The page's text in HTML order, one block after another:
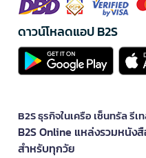
ดาวน์โหลดแอป B2S
B2S ธุรกิจในเครือ เซ็นทรัล รี
B2S Online แหล่งรวมหนัง
สำหรับทุกวัย